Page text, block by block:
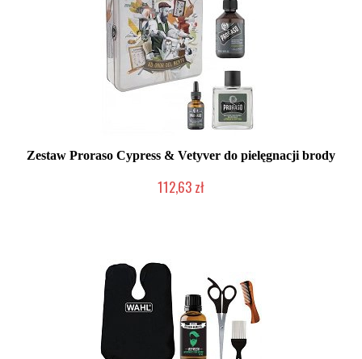
Zestaw Proraso Cypress & Vetyver do pielęgnacji brody
112,63 zł